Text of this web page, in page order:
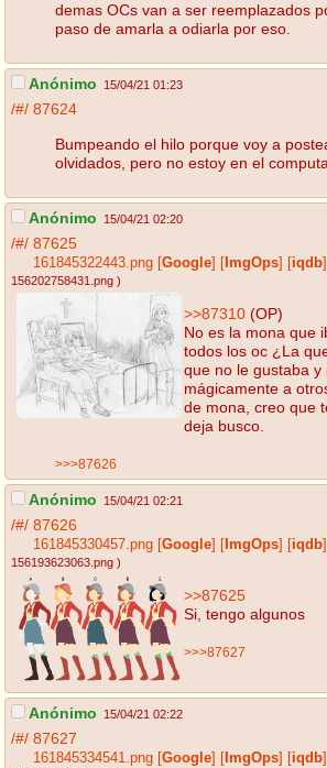
demas OCs van a ser reemplazados
paso de amarla a odiarla por eso.
Anónimo 15/04/21 01:23
/#/ 87624
Bumpeando el hilo porque voy a
olvidados, pero no estoy en el
Anónimo 15/04/21 02:20
/#/ 87625
161845322443.png Google ImgOps iqdb
156202758431.png )
>>87310 (OP)
No es la mona que
todos los oc ¿La
que no le gustaba
mágicamente a
de mona, creo que
deja busco.
>>>87626
Anónimo 15/04/21 02:21
/#/ 87626
161845330457.png Google ImgOps iqdb
156193623063.png )
>>87625
Si, tengo algunos
>>>87627
Anónimo 15/04/21 02:22
/#/ 87627
161845334541.png Google ImgOps iqdb